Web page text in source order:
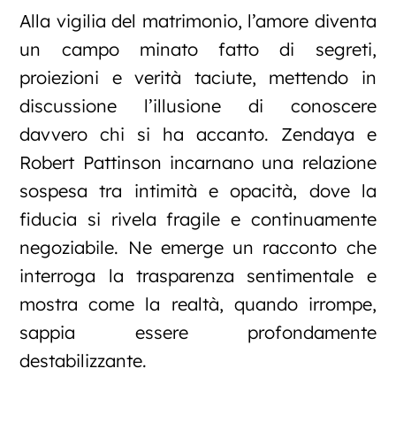
Alla vigilia del matrimonio, l’amore diventa
un campo minato fatto di segreti,
proiezioni e verità taciute, mettendo in
discussione l’illusione di conoscere
davvero chi si ha accanto. Zendaya e
Robert Pattinson incarnano una relazione
sospesa tra intimità e opacità, dove la
fiducia si rivela fragile e continuamente
negoziabile. Ne emerge un racconto che
interroga la trasparenza sentimentale e
mostra come la realtà, quando irrompe,
sappia essere profondamente
destabilizzante.